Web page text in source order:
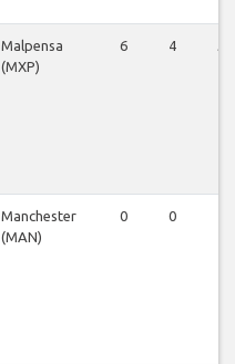
Malpensa
(MXP)
6 4 5
Manchester
(MAN)
0 0